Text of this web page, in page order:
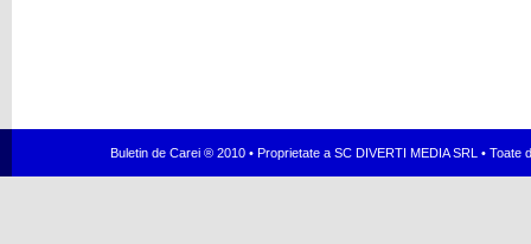
Buletin de Carei ® 2010 • Proprietate a SC DIVERTI MEDIA SRL •